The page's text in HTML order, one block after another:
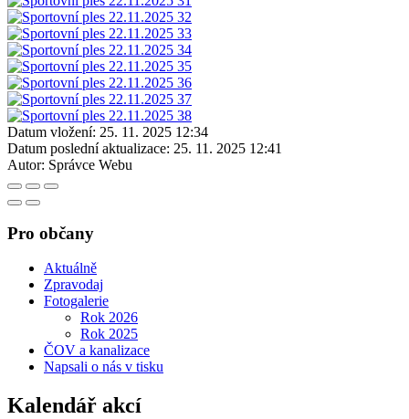
Datum vložení: 25. 11. 2025 12:34
Datum poslední aktualizace: 25. 11. 2025 12:41
Autor: Správce Webu
Pro občany
Aktuálně
Zpravodaj
Fotogalerie
Rok 2026
Rok 2025
ČOV a kanalizace
Napsali o nás v tisku
Kalendář akcí